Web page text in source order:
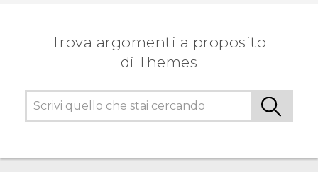
Trova argomenti a proposito
di Themes